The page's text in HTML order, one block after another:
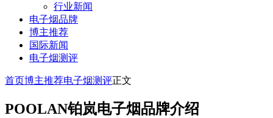
行业新闻
电子烟品牌
博主推荐
国际新闻
电子烟测评
首页博主推荐电子烟测评正文
POOLAN铂岚电子烟品牌介绍